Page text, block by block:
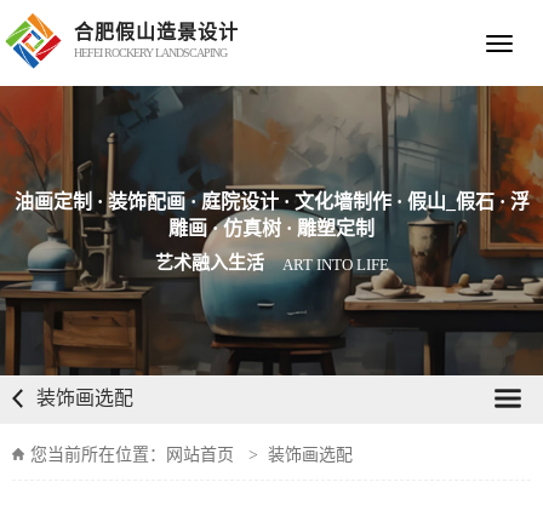
合肥假山造景设计
HEFEI ROCKERY LANDSCAPING
Toggle
油画定制 · 装饰配画 · 庭院设计 · 文化墙制作 · 假山_假石 · 浮
雕画 · 仿真树 · 雕塑定制
艺术融入生活 ART INTO LIFE
装饰画选配
您当前所在位置： 网站首页 > 装饰画选配